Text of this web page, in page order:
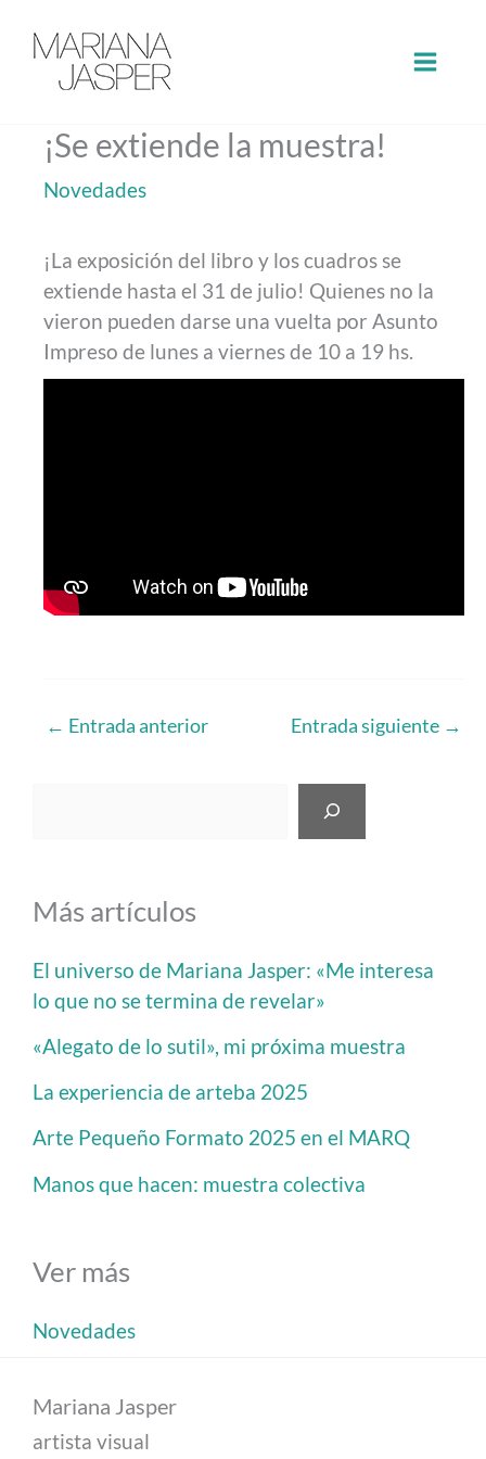
contenido
¡Se extiende la muestra!
Novedades
¡La exposición del libro y los cuadros se
extiende hasta el 31 de julio! Quienes no la
vieron pueden darse una vuelta por Asunto
Impreso de lunes a viernes de 10 a 19 hs.
← Entrada anterior Entrada siguiente →
Más artículos
El universo de Mariana Jasper: «Me interesa
lo que no se termina de revelar»
«Alegato de lo sutil», mi próxima muestra
La experiencia de arteba 2025
Arte Pequeño Formato 2025 en el MARQ
Manos que hacen: muestra colectiva
Ver más
Novedades
Mariana Jasper
artista visual